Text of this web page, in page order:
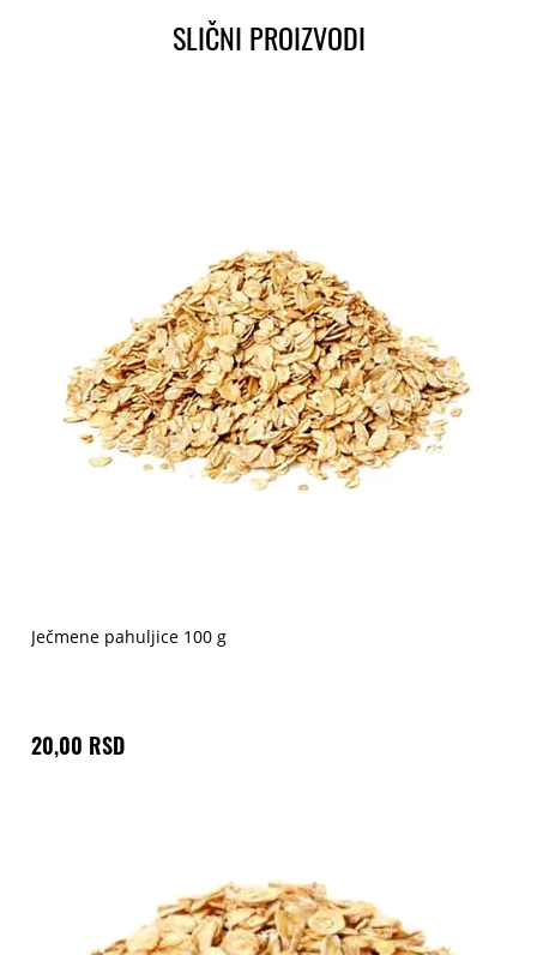
SLIČNI PROIZVODI
Ječmene pahuljice 100 g
20,00 RSD